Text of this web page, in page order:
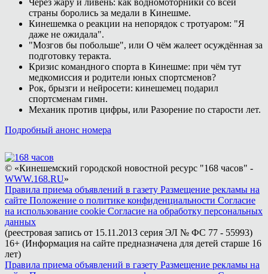
Через жару и ливень: как водномоторники со всей
страны боролись за медали в Кинешме.
Кинешемка о реакции на непорядок с тротуаром: "Я
даже не ожидала".
"Мозгов бы побольше", или О чём жалеет осуждённая за
подготовку теракта.
Кризис командного спорта в Кинешме: при чём тут
медкомиссия и родители юных спортсменов?
Рок, брызги и нейросети: кинешемец подарил
спортсменам гимн.
Механик против цифры, или Разорение по старости лет.
Подробный анонс номера
© «Кинешемский городской новостной ресурс "168 часов" -
WWW.168.RU»
Правила приема объявлений в газету Размещение рекламы на
сайте Положение о политике конфиденциальности Согласие
на использование cookie Согласие на обработку персональных
данных
(реестровая запись от 15.11.2013 серия ЭЛ № ФС 77 - 55993)
16+ (Информация на сайте предназначена для детей старше 16
лет)
Правила приема объявлений в газету Размещение рекламы на